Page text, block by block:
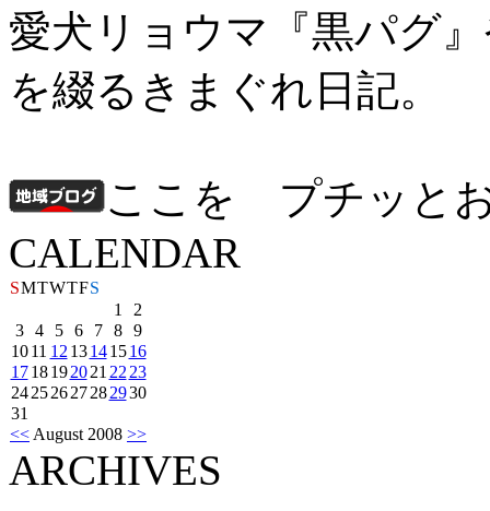
愛犬リョウマ『黒パグ
を綴るきまぐれ日記。
ここを プチッと
CALENDAR
SMTWTFS
1
2
3
4 5 6 7 8
9
10 11 12 13 14 15 16
17 18 19 20 21 22 23
24 25 26 27 28 2930
31
<< August 2008 >>
ARCHIVES